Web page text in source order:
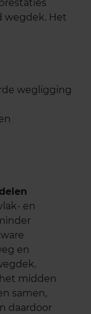
wegdek. Het
wegligging
en
en
midden
samen,
daardoor